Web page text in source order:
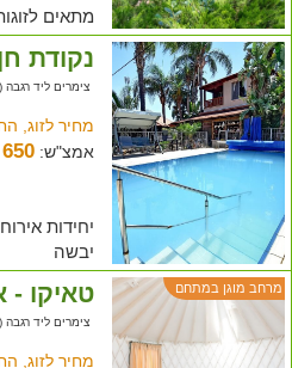
מתאים
נקודת
צימרים ליד רגבה
מחיר לזוג,
אמצ"ש:650
יבשה
מרחב מוגן במתחם טאיקו -
צימרים ליד רגבה
מחיר לזוג,